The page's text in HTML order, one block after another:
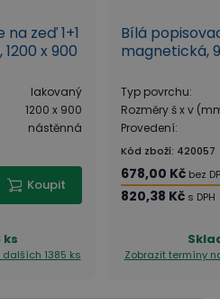
zeď 1+1
x 900
lakovaný
1200 x 900
nástěnná
Koupit
ks
dalších 1385 ks
Bílá
magnetická,
Typ povrchu:
Rozměry š x v
Provedení:
Kód zboží: 420057
678,00 Kč bez
820,38 Kč s DPH
Zobrazit termíny